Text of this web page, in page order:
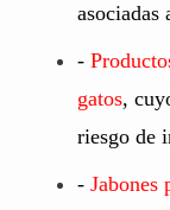
asociadas
-
gatos,
riesgo de
- Jabones